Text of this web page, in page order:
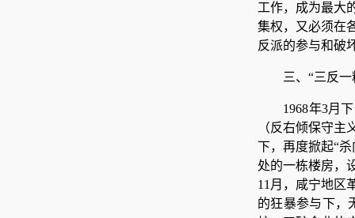
工作，成为最大
集权，又必须在
反派的参与和破
三、“三反
1968年3月
（反右倾保守
下，再度掀起“
处的一栋楼房，
11月，咸宁地区
的狂暴参与下，